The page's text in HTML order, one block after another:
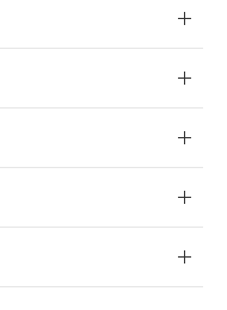
録
ことから備考
た。
庫切替を完了
がない限
しておりま